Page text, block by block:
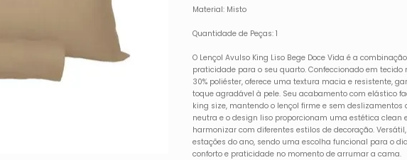
Material: Misto
Quantidade de Peças: 1
O Lençol Avulso King Liso Bege Doce Vida é a
praticidade para o seu quarto. Confeccionado em tecido
30% poliéster, oferece uma textura macia e resistente,
toque agradável à pele. Seu acabamento com elástico
king size, mantendo o lençol firme e sem deslizamentos
neutra e o design liso proporcionam uma estética clean
harmonizar com diferentes estilos de decoração.
estações do ano, sendo uma escolha funcional para o
conforto e praticidade no momento de arrumar a cama.